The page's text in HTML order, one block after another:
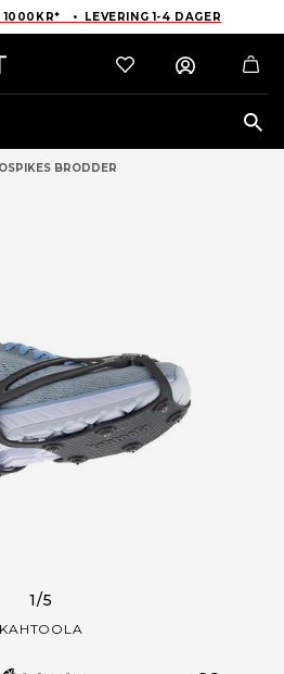
1000KR* • LEVERING 1-4 DAGER
BRODDER
1/5
KAHTOOLA